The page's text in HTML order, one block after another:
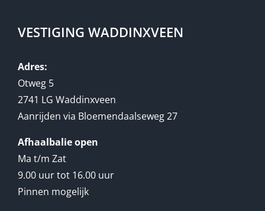
VESTIGING WADDINXVEEN
Adres:
Otweg 5
2741 LG Waddinxveen
Aanrijden via Bloemendaalseweg 27
Afhaalbalie open
Ma t/m Zat
9.00 uur tot 16.00 uur
Pinnen mogelijk